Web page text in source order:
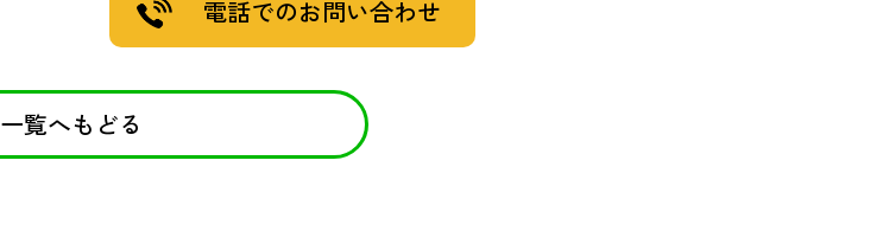
電話でのお問い合わせ
一覧へもどる